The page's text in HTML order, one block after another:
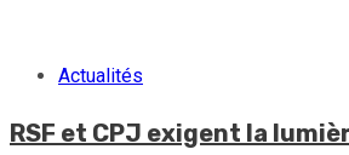
Actualités
RSF et CPJ exigent la